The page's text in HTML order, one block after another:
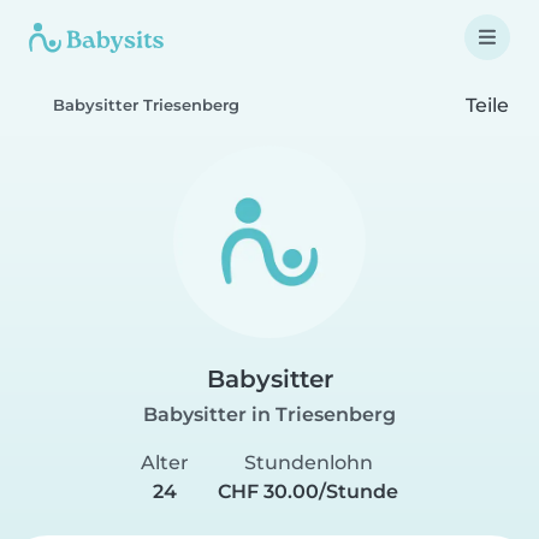
Babysitter Triesenberg Teile
Babysitter
Babysitter in Triesenberg
Alter
24
Stundenlohn
CHF 30.00/Stunde